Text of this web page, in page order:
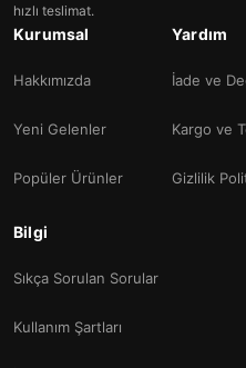
hızlı teslimat.
Kurumsal
Hakkımızda
Yeni Gelenler
Popüler Ürünler
Yardım
İade ve
Kargo ve
Gizlilik
Bilgi
Sıkça Sorulan Sorular
Kullanım Şartları